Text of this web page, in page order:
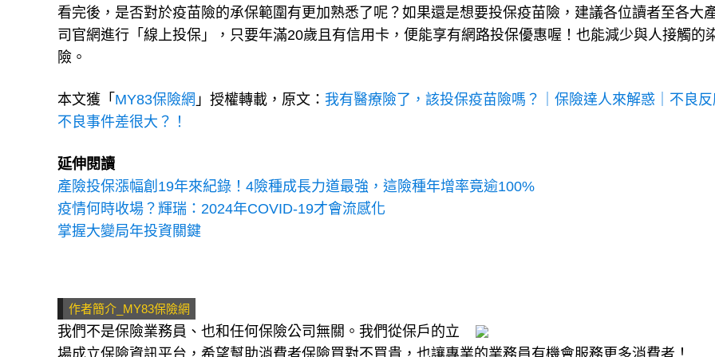
看完後，是否對於疫苗險的承保範圍有更加熟悉了呢？如果還是想要投保疫苗險，建議各位讀者至各大
司官網進行「線上投保」，只要年滿20歲且有信用卡，便能享有網路投保優惠喔！也能減少與人接觸的
險。
本文獲「 MY83保險網 」授權轉載，原文： 我有醫療險了，該投保疫苗險嗎？｜保險達人來解惑｜不良反
不良事件差很大？！
延伸閱讀
產險投保漲幅創19年來紀錄！4險種成長力道最強，這險種年增率竟逾100%
疫情何時收場？輝瑞：2024年COVID-19才會流感化
掌握大變局年投資關鍵
作者簡介_MY83保險網
我們不是保險業務員、也和任何保險公司無關。我們從保戶的立
場成立保險資訊平台，希望幫助消費者保險買對不買貴，也讓專業的業務員有機會服務更多消費者！